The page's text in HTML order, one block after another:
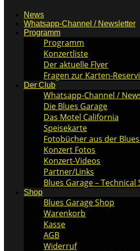
News
Whatsapp-Channel / Newsletter
Programm
Programm
Konzertliste
Der aktuelle Flyer
Fragen zur Karten-
Der Club
Whatsapp-Channel /
Die Blues Garage
Das Motel California
Speisekarte
Fotobücher aus der
Konzert Fotos
Konzert-Videos
Partner/Links
Blues Garage – Technical
Shop
Blues Garage Shop
Warenkorb
Kasse
AGB
Widerruf